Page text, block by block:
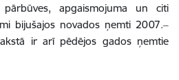
apgaismojuma un citi
bijušajos novados ņemti 2007.‒
ir arī pēdējos gados ņemtie